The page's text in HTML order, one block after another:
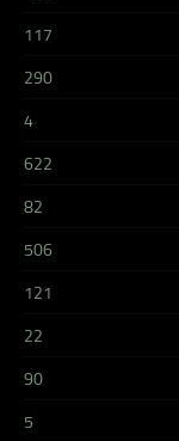
117
290
4
622
82
506
121
22
90
5